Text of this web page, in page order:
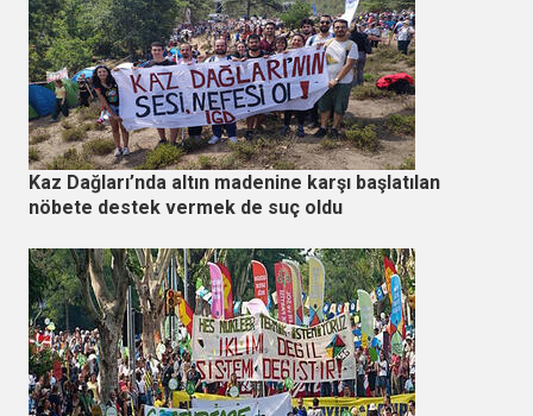
Kaz Dağları’nda altın madenine karşı başlatılan
nöbete destek vermek de suç oldu